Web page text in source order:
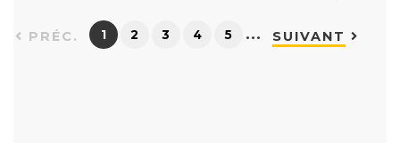
PRÉC. 1 2 3 4 5 … SUIVANT